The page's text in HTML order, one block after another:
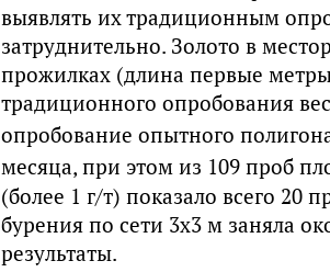
выявлять их традиционным
затруднительно. Золото в
прожилках (длина первые
традиционного опробования
опробование опытного
месяца, при этом из 109 проб
(более 1 г/т) показало всего 20
бурения по сети 3x3 м заняла
результаты.